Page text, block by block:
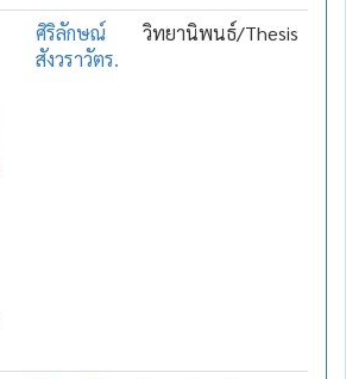
ศิริลักษณ์
สังวราวัตร.
วิทยานิพนธ์/Thesis